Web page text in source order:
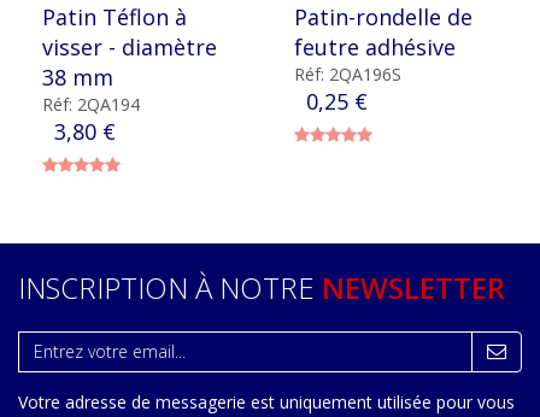
Patin Téflon à
visser - diamètre
38 mm
Réf: 2QA194
3,80 €
Patin-rondelle de
feutre adhésive
Réf: 2QA196S
0,25 €
INSCRIPTION À NOTRE NEWSLETTER
Votre adresse de messagerie est uniquement utilisée pour vous